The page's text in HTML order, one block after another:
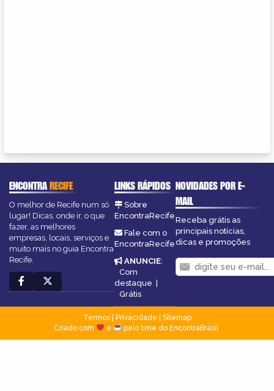
ENCONTRARECIFE
O melhor de Recife num só
lugar! Dicas, onde ir, o que
fazer, as melhores
empresas, locais, serviços e
muito mais no guia Encontra
Recife.
LINKS RÁPIDOS
Sobre
EncontraRecife
Fale com o
EncontraRecife
ANUNCIE:
Com
destaque |
Grátis
NOVIDADES POR E-
MAIL
Receba grátis as
principais notícias,
dicas e promoções
Termos| Privacidade
Sitemap
Criado com
e pelo time do EncontraBrasil